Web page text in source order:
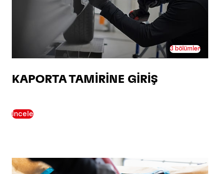
3 bölümler
KAPORTA TAMİRİNE GİRİŞ
İncele